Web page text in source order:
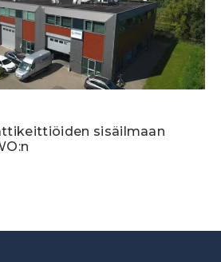
sisäilmaan